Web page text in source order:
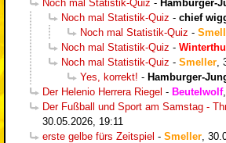
Noch mal Statistik-Quiz - Hamburger-
Noch mal Statistik-Quiz - chief
Noch mal Statistik-Quiz -
Noch mal Statistik-Quiz -
Noch mal Statistik-Quiz - Smeller
Yes, korrekt! - Hamburger-
Der Helenio Herrera Riegel - Beutelwolf,
Der Fußball und Sport am Samstag -
30.05.2026, 19:11
erste gelbe fürs Zeitspiel - Smeller